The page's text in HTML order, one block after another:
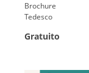
Brochure
Tedesco
Gratuito